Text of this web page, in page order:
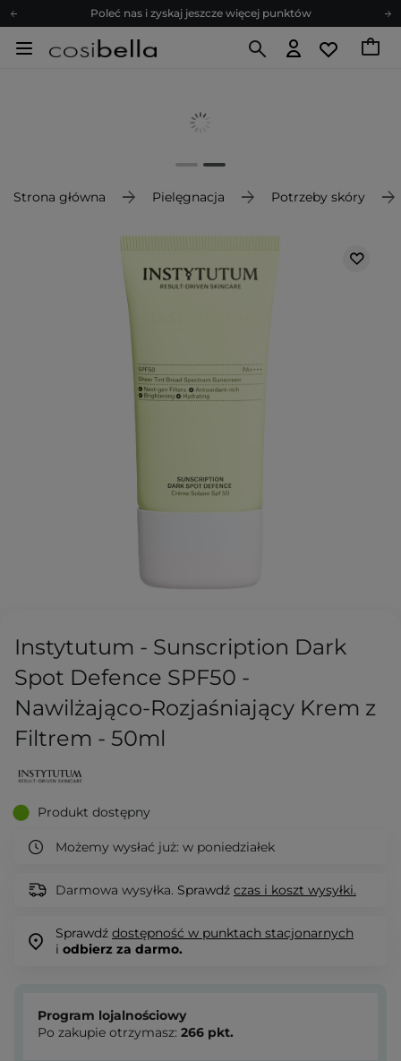
Poleć nas i zyskaj jeszcze więcej punktów
Zapisz się na newsletter pełen porad
Poleć nas i zyskaj jeszcze więcej punktów
Strona główna Pielęgnacja Potrzeby skóry
Instytutum - Sunscription Dark
Spot Defenсe SPF50 -
Nawilżająco-Rozjaśniający Krem z
Filtrem - 50ml
Produkt dostępny
Możemy wysłać już: w poniedziałek
Darmowa wysyłka. Sprawdź czas i koszt wysyłki.
Sprawdź dostępność w punktach stacjonarnych
i odbierz za darmo.
Program lojalnościowy
Po zakupie otrzymasz: 266 pkt.